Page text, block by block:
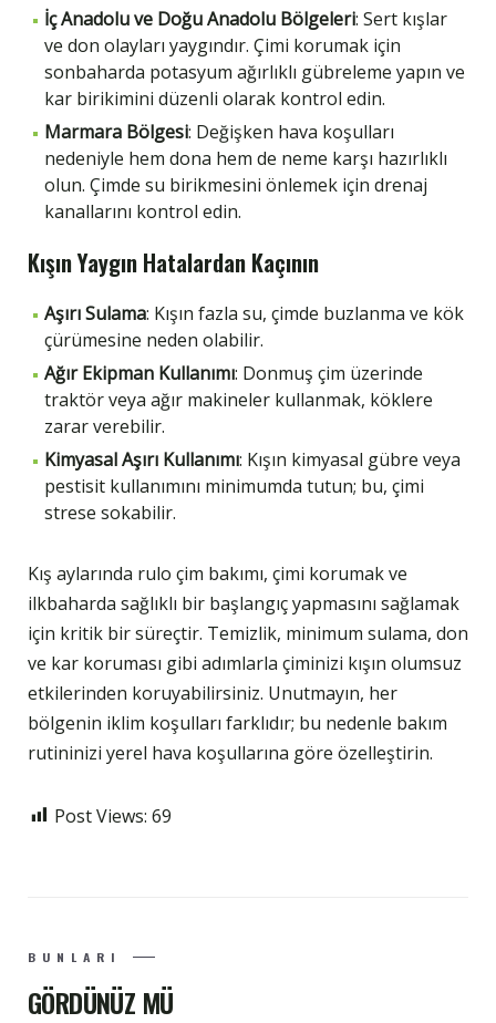
İç Anadolu ve Doğu Anadolu Bölgeleri: Sert kışlar
ve don olayları yaygındır. Çimi korumak için
sonbaharda potasyum ağırlıklı gübreleme yapın ve
kar birikimini düzenli olarak kontrol edin.
Marmara Bölgesi: Değişken hava koşulları
nedeniyle hem dona hem de neme karşı hazırlıklı
olun. Çimde su birikmesini önlemek için drenaj
kanallarını kontrol edin.
Kışın Yaygın Hatalardan Kaçının
Aşırı Sulama: Kışın fazla su, çimde buzlanma ve kök
çürümesine neden olabilir.
Ağır Ekipman Kullanımı: Donmuş çim üzerinde
traktör veya ağır makineler kullanmak, köklere
zarar verebilir.
Kimyasal Aşırı Kullanımı: Kışın kimyasal gübre veya
pestisit kullanımını minimumda tutun; bu, çimi
strese sokabilir.
Kış aylarında rulo çim bakımı, çimi korumak ve
ilkbaharda sağlıklı bir başlangıç yapmasını sağlamak
için kritik bir süreçtir. Temizlik, minimum sulama, don
ve kar koruması gibi adımlarla çiminizi kışın olumsuz
etkilerinden koruyabilirsiniz. Unutmayın, her
bölgenin iklim koşulları farklıdır; bu nedenle bakım
rutininizi yerel hava koşullarına göre özelleştirin.
Post Views: 69
BUNLARI
GÖRDÜNÜZ MÜ